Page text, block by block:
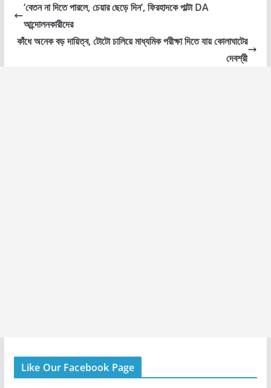
‘বেতন না দিতে পারলে, চেয়ার ছেড়ে দিন’, ফিরহাদকে পাল্টা DA
আন্দোলনকারীদের
কাঁধে অনেক বড় দায়িত্ব, টোটো চালিয়ে মাধ্যমিক পরীক্ষা দিতে যায় কোলাঘাটের
দেবশ্রী
Like Our Facebook Page